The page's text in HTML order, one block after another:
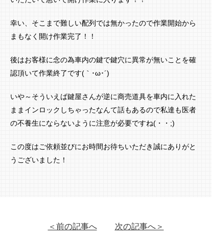
幸い、そこまで難しい配列では無かったので作業開始から
まもなく開け作業完了！！
後はお客様に念の為車内の鍵で鍵穴に異常が無いことを確
認頂いて作業終了です(｀･ω･´)ゞ
いや～そういえば鍵屋さんが逆に商売道具を車内に入れた
ままインロックしちゃったなんて話もあるので私達も医者
の不養生にならないように注意が必要ですね(・・;)
この度はご依頼並びにお時間お待ちいただき誠にありがと
うございました！
＜前の記事へ 次の記事へ＞